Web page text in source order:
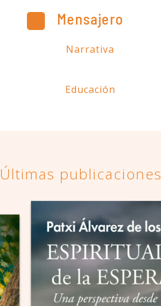
Mensajero
Narrativa
Educación
Últimas publicaciones